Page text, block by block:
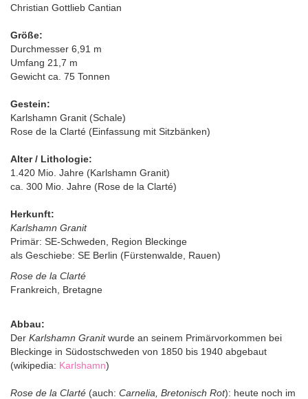
Christian Gottlieb Cantian
Größe:
Durchmesser 6,91 m
Umfang 21,7 m
Gewicht ca. 75 Tonnen
Gestein:
Karlshamn Granit (Schale)
Rose de la Clarté (Einfassung mit Sitzbänken)
Alter / Lithologie:
1.420 Mio. Jahre (Karlshamn Granit)
ca. 300 Mio. Jahre (Rose de la Clarté)
Herkunft:
Karlshamn Granit
Primär: SE-Schweden, Region Bleckinge
als Geschiebe: SE Berlin (Fürstenwalde, Rauen)
Rose de la Clarté
Frankreich, Bretagne
Abbau:
Der Karlshamn Granitwurde an seinem Primärvorkommen bei
Bleckinge in Südostschweden von 1850 bis 1940 abgebaut
(wikipedia: Karlshamn)
Rose de la Clarté (auch: Carnelia, Bretonisch Rot): heute noch im